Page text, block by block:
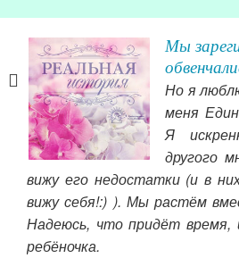
Мы
Но я
меня
Я
другого
вижу его недостатки (и в
вижу себя!:) ). Мы растём
Надеюсь, что придёт
ребёночка.